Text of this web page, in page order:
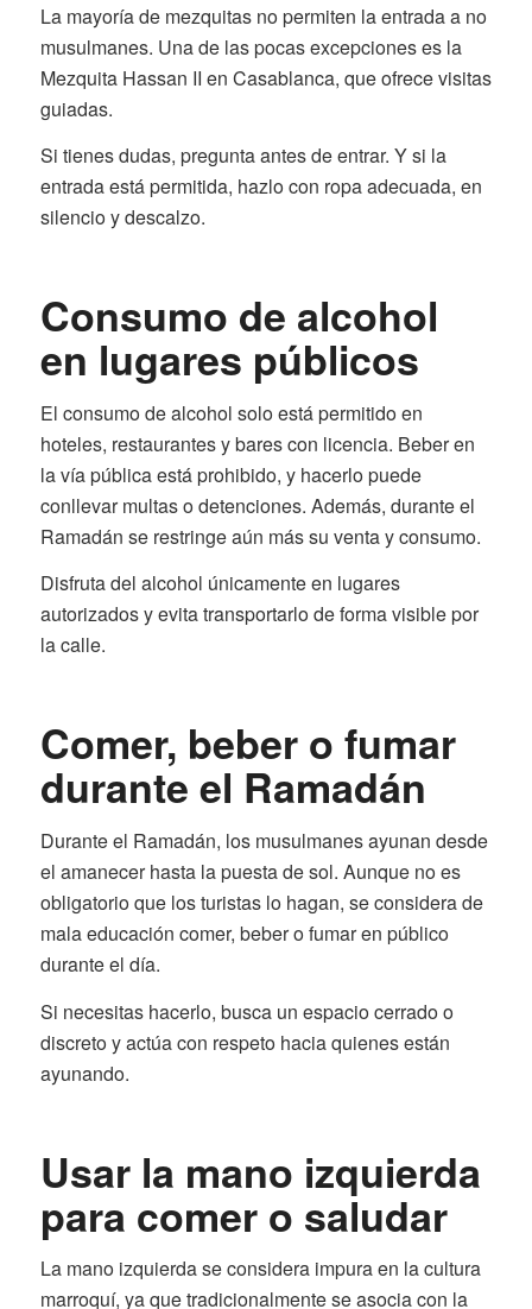
La mayoría de mezquitas no permiten la entrada a no
musulmanes. Una de las pocas excepciones es la
Mezquita Hassan II en Casablanca, que ofrece visitas
guiadas.
Si tienes dudas, pregunta antes de entrar. Y si la
entrada está permitida, hazlo con ropa adecuada, en
silencio y descalzo.
Consumo de alcohol
en lugares públicos
El consumo de alcohol solo está permitido en
hoteles, restaurantes y bares con licencia. Beber en
la vía pública está prohibido, y hacerlo puede
conllevar multas o detenciones. Además, durante el
Ramadán se restringe aún más su venta y consumo.
Disfruta del alcohol únicamente en lugares
autorizados y evita transportarlo de forma visible por
la calle.
Comer, beber o fumar
durante el Ramadán
Durante el Ramadán, los musulmanes ayunan desde
el amanecer hasta la puesta de sol. Aunque no es
obligatorio que los turistas lo hagan, se considera de
mala educación comer, beber o fumar en público
durante el día.
Si necesitas hacerlo, busca un espacio cerrado o
discreto y actúa con respeto hacia quienes están
ayunando.
Usar la mano izquierda
para comer o saludar
La mano izquierda se considera impura en la cultura
marroquí, ya que tradicionalmente se asocia con la